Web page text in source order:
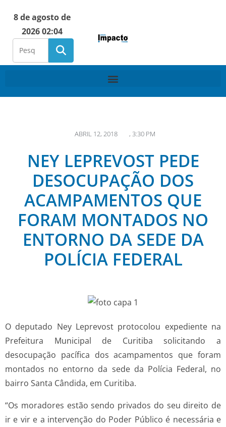
8 de agosto de
2026 02:04
ABRIL 12, 2018 , 3:30 PM
NEY LEPREVOST PEDE
DESOCUPAÇÃO DOS
ACAMPAMENTOS QUE
FORAM MONTADOS NO
ENTORNO DA SEDE DA
POLÍCIA FEDERAL
O deputado Ney Leprevost protocolou expediente na
Prefeitura Municipal de Curitiba solicitando a
desocupação pacífica dos acampamentos que foram
montados no entorno da sede da Polícia Federal, no
bairro Santa Cândida, em Curitiba.
“Os moradores estão sendo privados do seu direito de
ir e vir e a intervenção do Poder Público é necessária e